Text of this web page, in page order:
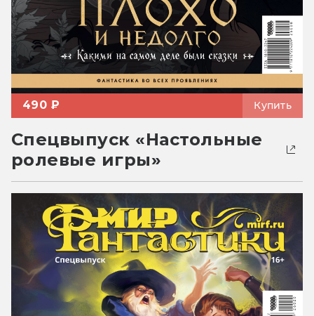
490 ₽ Купить
Спецвыпуск «Настольные
ролевые игры»